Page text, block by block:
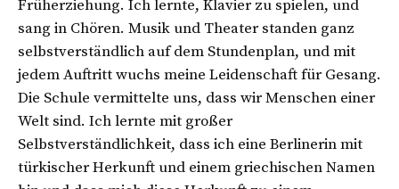
Früherziehung. Ich lernte, Klavier zu spielen, und
sang in Chören. Musik und Theater standen ganz
selbstverständlich auf dem Stundenplan, und mit
jedem Auftritt wuchs meine Leidenschaft für Gesang.
Die Schule vermittelte uns, dass wir Menschen einer
Welt sind. Ich lernte mit großer
Selbstverständlichkeit, dass ich eine Berlinerin mit
türkischer Herkunft und einem griechischen Namen